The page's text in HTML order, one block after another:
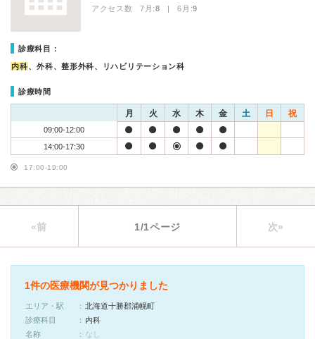
アクセス数 7月:8 | 6月:9
診療科目：
内科、外科、整形外科、リハビリテーション科
診療時間
月 火 水 木 金 土 日 祝
09:00-12:00
14:00-17:30
17:00-19:00
«前 1/1ページ 次»
1件の医療機関が見つかりました
エリア・駅
北海道十勝郡浦幌町
診療科目
内科
名称
なし